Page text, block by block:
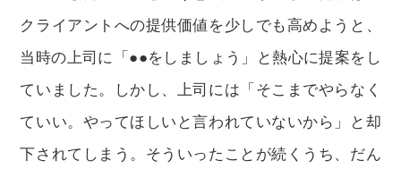
クライアントへの提供価値を少しでも高めようと、
当時の上司に「●●をしましょう」と熱心に提案をし
ていました。しかし、上司には「そこまでやらなく
ていい。やってほしいと言われていないから」と却
下されてしまう。そういったことが続くうち、だん